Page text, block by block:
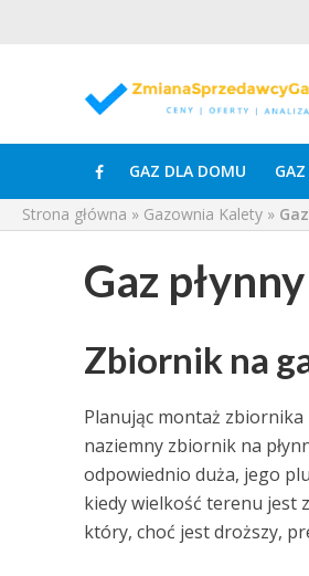
GAZ DLA DOMU
Strona główna » Gazownia Kalety »
Gaz
Zbiornik na
Planując montaż zbiornika
naziemny zbiornik na
odpowiednio duża, jego
kiedy wielkość terenu jest
który, choć jest droższy,